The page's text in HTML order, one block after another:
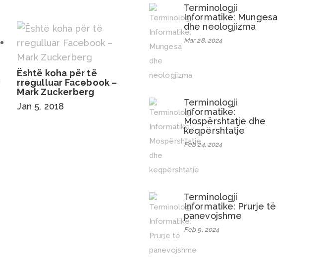
Është koha për të
rregulluar Facebook –
Mark Zuckerberg
Jan 5, 2018
Terminologji
Informatike: Mungesa
dhe neologjizma
Mar 28, 2024
Terminologji
Informatike:
Mospërshtatje dhe
keqpërshtatje
Feb 24, 2024
Terminologji
Informatike: Prurje të
panevojshme
Feb 9, 2024